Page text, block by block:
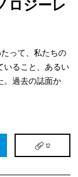
ロジーレ
って、私たちの
いること、あるい
。過去の誌面か
12